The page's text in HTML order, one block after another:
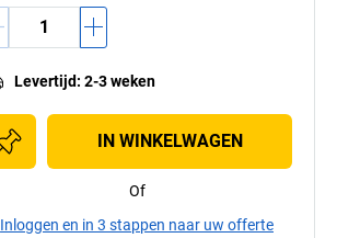
Levertijd: 2-3 weken
IN WINKELWAGEN
Of
Inloggen en in 3 stappen naar uw offerte